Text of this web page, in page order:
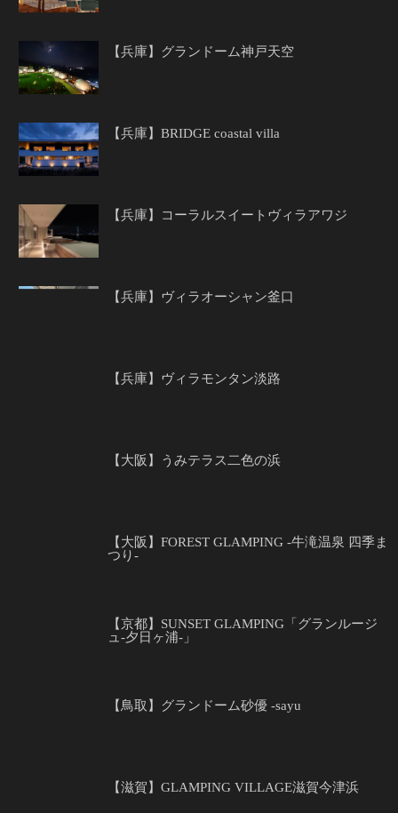
【兵庫】グランドーム神戸天空
【兵庫】BRIDGE coastal villa
【兵庫】コーラルスイートヴィラアワジ
【兵庫】ヴィラオーシャン釜口
【兵庫】ヴィラモンタン淡路
【大阪】うみテラス二色の浜
【大阪】FOREST GLAMPING -牛滝温泉 四季ま
つり-
【京都】SUNSET GLAMPING「グランルージ
ュ-夕日ヶ浦-」
【鳥取】グランドーム砂優 -sayu
【滋賀】GLAMPING VILLAGE滋賀今津浜